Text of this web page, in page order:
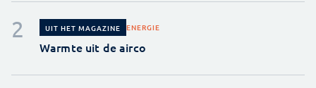
UIT HET MAGAZINE ENERGIE
Warmte uit de airco